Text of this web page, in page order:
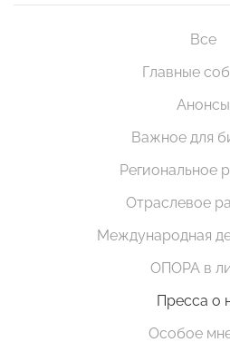
Все
Главные
Анонсы
Важное для
Региональное
Отраслевое
Международная
ОПОРА в
Пресса о
Особое